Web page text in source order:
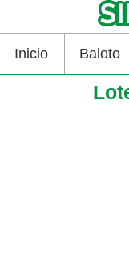
Inicio Baloto